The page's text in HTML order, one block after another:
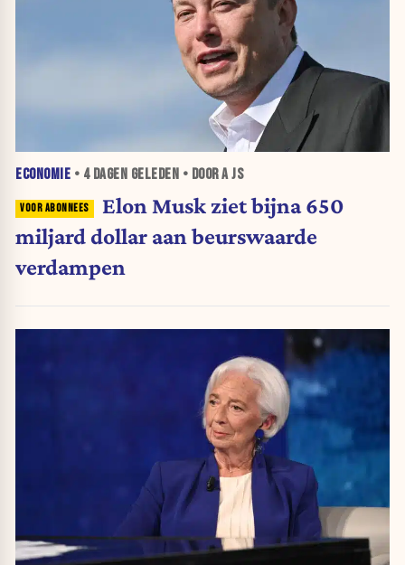
ECONOMIE • 4 DAGEN GELEDEN • DOOR A JS
Elon Musk ziet bijna 650
miljard dollar aan beurswaarde
verdampen